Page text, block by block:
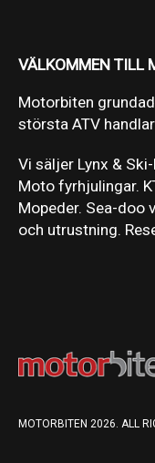
VÄLKOMMEN TILL
Motorbiten
största ATV
Vi säljer Lynx &
Moto fyrhjulingar.
Mopeder. Sea-doo
och utrustning.
MOTORBITEN 2026. ALL